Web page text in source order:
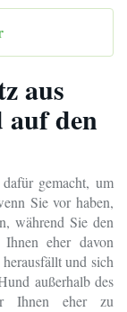
aus
auf den
gemacht, um
Sie vor haben,
während Sie den
eher davon
und sich
außerhalb des
Ihnen eher zu